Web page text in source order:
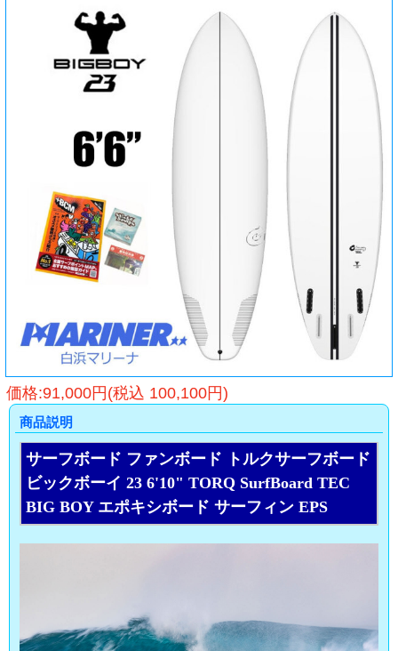
価格:91,000円(税込 100,100円)
商品説明
サーフボード ファンボード トルクサーフボード
ビックボーイ 23 6'10" TORQ SurfBoard TEC
BIG BOY エポキシボード サーフィン EPS